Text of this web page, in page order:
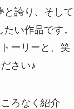
と誇り、そして
い作品です。
ーリーと、笑
さい♪
ろなく紹介